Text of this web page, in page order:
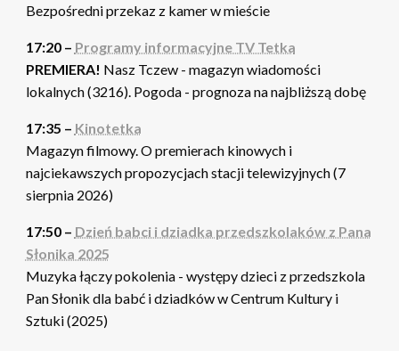
Bezpośredni przekaz z kamer w mieście
17:20 – Programy informacyjne TV Tetka
PREMIERA! Nasz Tczew - magazyn wiadomości
lokalnych (3216). Pogoda - prognoza na najbliższą dobę
17:35 – Kinotetka
Magazyn filmowy. O premierach kinowych i
najciekawszych propozycjach stacji telewizyjnych (7
sierpnia 2026)
17:50 – Dzień babci i dziadka przedszkolaków z Pana
Słonika 2025
Muzyka łączy pokolenia - występy dzieci z przedszkola
Pan Słonik dla babć i dziadków w Centrum Kultury i
Sztuki (2025)